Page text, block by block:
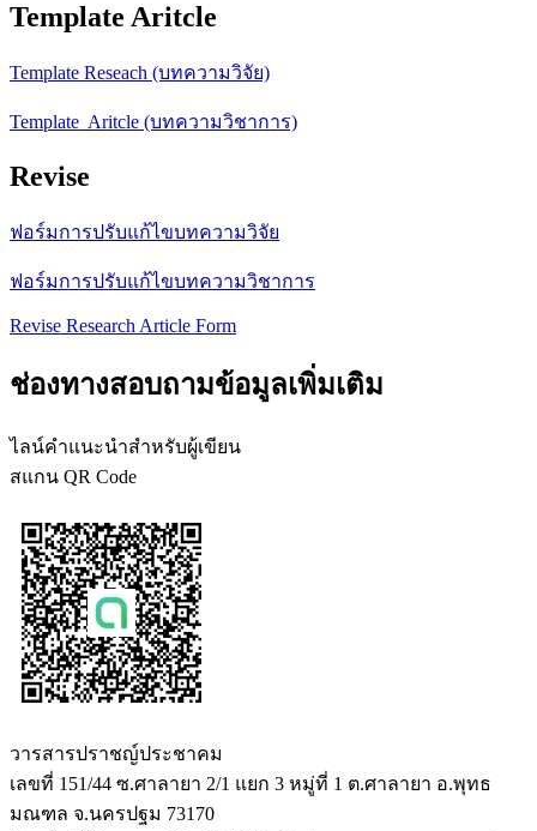
Template Aritcle
Template Reseach (บทความวิจัย)
Template Aritcle (บทความวิชาการ)
Revise
ฟอร์มการปรับแก้ไขบทความวิจัย
ฟอร์มการปรับแก้ไขบทความวิชาการ
Revise Research Article Form
ช่องทางสอบถามข้อมูลเพิ่มเติม
ไลน์คำแนะนำสำหรับผู้เขียน
สแกน QR Code
วารสารปราชญ์ประชาคม
เลขที่ 151/44 ซ.ศาลายา 2/1 แยก 3 หมู่ที่ 1 ต.ศาลายา อ.พุทธ
มณฑล จ.นครปฐม 73170